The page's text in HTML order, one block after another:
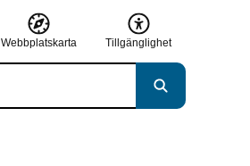
Webbplatskarta Tillgänglighet